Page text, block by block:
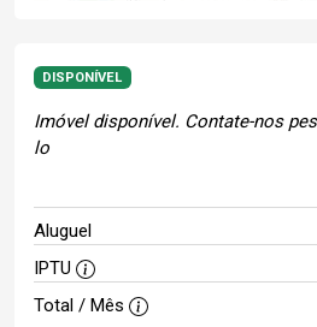
DISPONÍVEL
Imóvel disponível. Contate-nos
lo
Aluguel
IPTU
Total / Mês